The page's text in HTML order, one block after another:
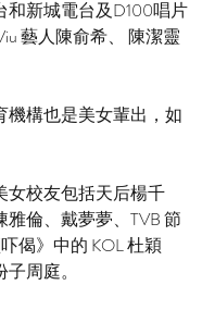
和新城電台及D100唱片
藝人陳俞希、 陳潔靈
機構也是美女輩出，如
女校友包括天后楊千
倫、戴夢夢、TVB 節
偈》中的 KOL 杜穎
周庭。